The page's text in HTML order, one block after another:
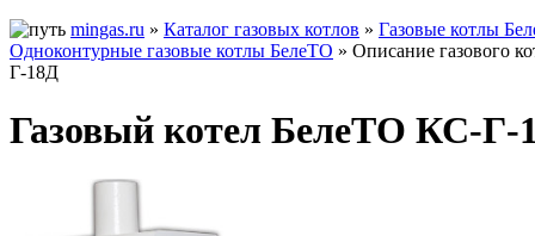
mingas.ru » Каталог газовых котлов » Газовые котлы
Одноконтурные газовые котлы БелеТО » Описание газового
Г-18Д
Газовый котел БелеТО КС-Г-